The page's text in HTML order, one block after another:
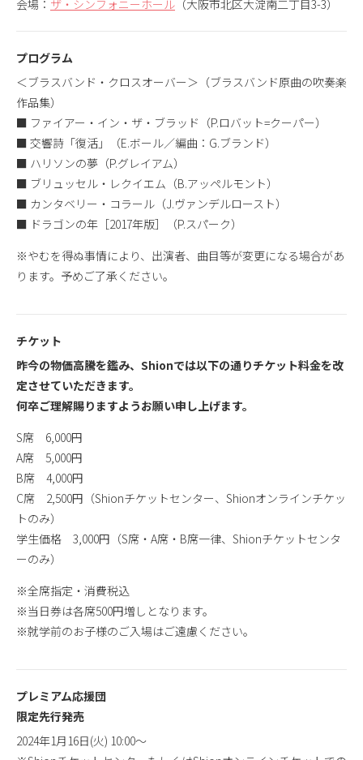
会場： ザ・シンフォニーホール （大阪市北区大淀南二丁目3-3）
プログラム
＜ブラスバンド・クロスオーバー＞（ブラスバンド原曲の吹奏楽
作品集）
■ ファイアー・イン・ザ・ブラッド（P.ロバット=クーパー）
■ 交響詩「復活」（E.ボール／編曲：G.ブランド）
■ ハリソンの夢（P.グレイアム）
■ ブリュッセル・レクイエム（B.アッペルモント）
■ カンタベリー・コラール（J.ヴァンデルロースト）
■ ドラゴンの年［2017年版］（P.スパーク）
※やむを得ぬ事情により、出演者、曲目等が変更になる場合があ
ります。予めご了承ください。
チケット
昨今の物価高騰を鑑み、Shionでは以下の通りチケット料金を改
定させていただきます。
何卒ご理解賜りますようお願い申し上げます。
S席 6,000円
A席 5,000円
B席 4,000円
C席 2,500円（Shionチケットセンター、Shionオンラインチケッ
トのみ）
学生価格 3,000円（S席・A席・B席一律、Shionチケットセンタ
ーのみ）
※全席指定・消費税込
※当日券は各席500円増しとなります。
※就学前のお子様のご入場はご遠慮ください。
プレミアム応援団
限定先行発売
2024年1月16日(火) 10:00〜